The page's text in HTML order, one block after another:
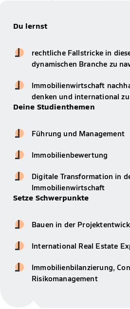
Du lernst
rechtliche Fallstricke in
dynamischen Branche zu
Immobilienwirtschaft
denken und international
Deine Studienthemen
Führung und Management
Immobilienbewertung
Digitale Transformation in
Immobilienwirtschaft
Setze Schwerpunkte
Bauen in der
International Real Estate
Immobilienbilanzierung,
Risikomanagement